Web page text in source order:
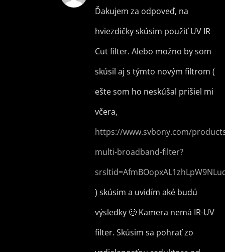
Ďakujem za odpoveď, na
hviezdičky skúsim použiť UV IR
Cut filter. Alebo možno by som
skúsil aj s týmto novým filtrom (
ešte som ho neskúšal prišiel mi
včera,
https://www.svbony.com/
multi-broadband-filter?
) skúsim a uvidím aké budú
výsledky 🙂 Kamera nemá IR-UV
filter. Skúsim sa pohrať zo